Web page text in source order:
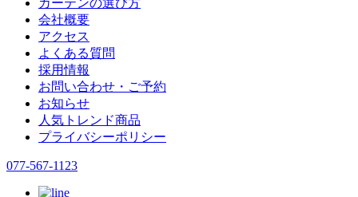
カーテンの選び方
会社概要
アクセス
よくある質問
採用情報
お問い合わせ・ご予約
お知らせ
人気トレンド商品
プライバシーポリシー
077-567-1123